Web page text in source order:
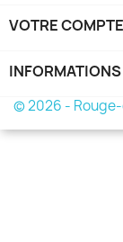
VOTRE COMPTE
INFORMATIONS
© 2026 -